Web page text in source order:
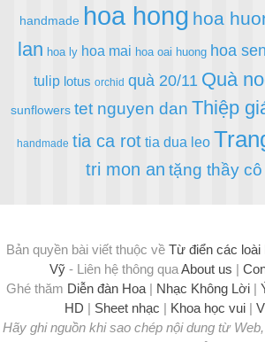
handmade hoa hong hoa
lan hoa ly hoa mai hoa oai huong hoa sen
tulip lotus orchid quà 20/11 Quà
sunflowers tet nguyen dan Thiệp
handmade tia ca rot tia dua leo
tri mon an tặng thầy cô
Bản quyền bài viết thuộc về Từ điển các loài
Vỹ - Liên hệ thông quaAbout us |
Ghé thăm Diễn đàn Hoa| Nhạc Không Lời|
HD | Sheet nhạc | Khoa học vui|
Hãy ghi nguồn khi sao chép nội dung từ